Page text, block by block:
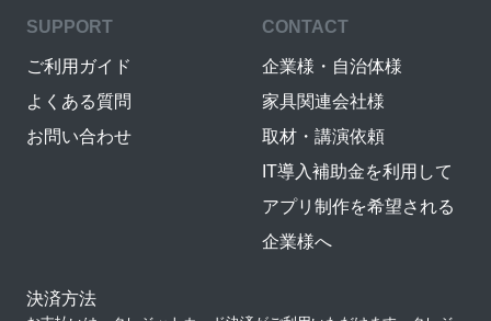
SUPPORT
ご利用ガイド
よくある質問
お問い合わせ
CONTACT
企業様・自治体様
家具関連会社様
取材・講演依頼
IT導入補助金を利用して
アプリ制作を希望される
企業様へ
決済方法